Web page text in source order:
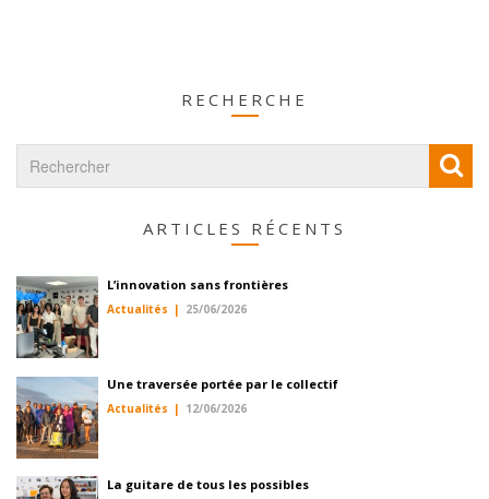
RECHERCHE
ARTICLES RÉCENTS
L’innovation sans frontières
Actualités 25/06/2026
Une traversée portée par le collectif
Actualités 12/06/2026
La guitare de tous les possibles